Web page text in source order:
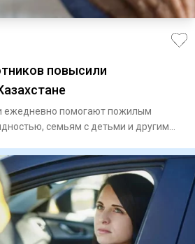
повысили
ежедневно помогают пожилым
семьям с детьми и другим